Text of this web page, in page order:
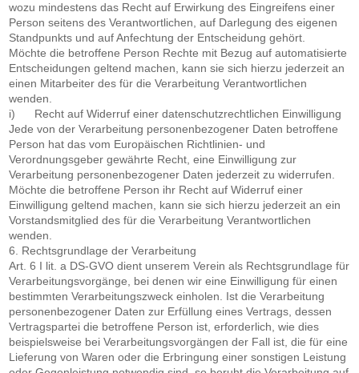
wozu mindestens das Recht auf Erwirkung des Eingreifens einer
Person seitens des Verantwortlichen, auf Darlegung des eigenen
Standpunkts und auf Anfechtung der Entscheidung gehört.
Möchte die betroffene Person Rechte mit Bezug auf automatisierte
Entscheidungen geltend machen, kann sie sich hierzu jederzeit an
einen Mitarbeiter des für die Verarbeitung Verantwortlichen
wenden.
i) Recht auf Widerruf einer datenschutzrechtlichen Einwilligung
Jede von der Verarbeitung personenbezogener Daten betroffene
Person hat das vom Europäischen Richtlinien- und
Verordnungsgeber gewährte Recht, eine Einwilligung zur
Verarbeitung personenbezogener Daten jederzeit zu widerrufen.
Möchte die betroffene Person ihr Recht auf Widerruf einer
Einwilligung geltend machen, kann sie sich hierzu jederzeit an ein
Vorstandsmitglied des für die Verarbeitung Verantwortlichen
wenden.
6. Rechtsgrundlage der Verarbeitung
Art. 6 I lit. a DS-GVO dient unserem Verein als Rechtsgrundlage für
Verarbeitungsvorgänge, bei denen wir eine Einwilligung für einen
bestimmten Verarbeitungszweck einholen. Ist die Verarbeitung
personenbezogener Daten zur Erfüllung eines Vertrags, dessen
Vertragspartei die betroffene Person ist, erforderlich, wie dies
beispielsweise bei Verarbeitungsvorgängen der Fall ist, die für eine
Lieferung von Waren oder die Erbringung einer sonstigen Leistung